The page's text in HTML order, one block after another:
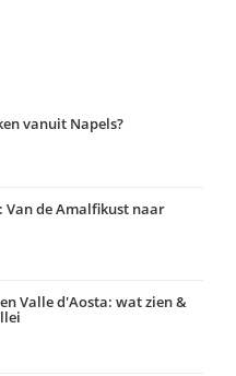
vanuit Napels?
de Amalfikust naar
Valle d'Aosta: wat zien &